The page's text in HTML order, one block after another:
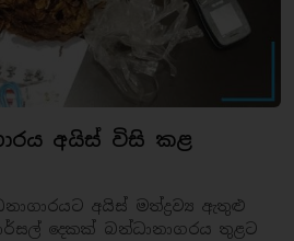
අයිස් විසි කළ
අයිස් මත්ද්‍රව්‍ය ඇතුළු
දෙකක් බන්ධානාගරය තුළට